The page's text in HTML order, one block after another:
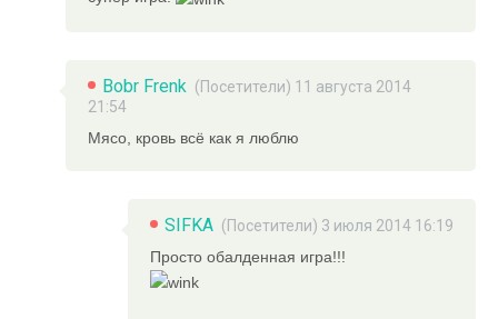
Bobr Frenk (Посетители) 11 августа 2014
21:54
Мясо, кровь всё как я люблю
SIFKA (Посетители) 3 июля 2014 16:19
Просто обалденная игра!!!